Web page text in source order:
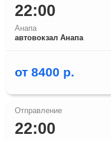
22:00
Анапа
автовокзал Анапа
от 8400 р.
22:00